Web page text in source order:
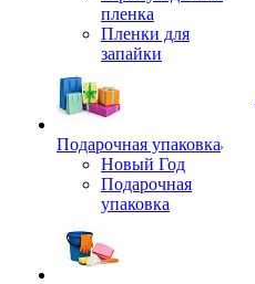
пленка
Пленки для
запайки
Подарочная упаковка
Новый Год
Подарочная
упаковка